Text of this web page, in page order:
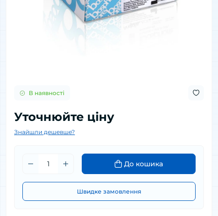
В наявності
Уточнюйте ціну
Знайшли дешевше?
До кошика
Швидке замовлення